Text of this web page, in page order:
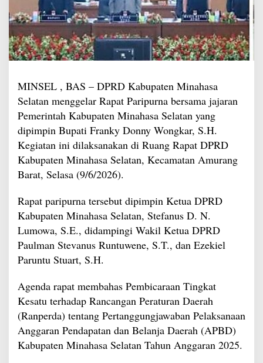
MINSEL , BAS – DPRD Kabupaten Minahasa
Selatan menggelar Rapat Paripurna bersama jajaran
Pemerintah Kabupaten Minahasa Selatan yang
dipimpin Bupati Franky Donny Wongkar, S.H.
Kegiatan ini dilaksanakan di Ruang Rapat DPRD
Kabupaten Minahasa Selatan, Kecamatan Amurang
Barat, Selasa (9/6/2026).
Rapat paripurna tersebut dipimpin Ketua DPRD
Kabupaten Minahasa Selatan, Stefanus D. N.
Lumowa, S.E., didampingi Wakil Ketua DPRD
Paulman Stevanus Runtuwene, S.T., dan Ezekiel
Paruntu Stuart, S.H.
Agenda rapat membahas Pembicaraan Tingkat
Kesatu terhadap Rancangan Peraturan Daerah
(Ranperda) tentang Pertanggungjawaban Pelaksanaan
Anggaran Pendapatan dan Belanja Daerah (APBD)
Kabupaten Minahasa Selatan Tahun Anggaran 2025.